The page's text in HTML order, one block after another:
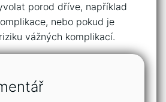
porod dříve, například
nebo pokud je
vážných komplikací.